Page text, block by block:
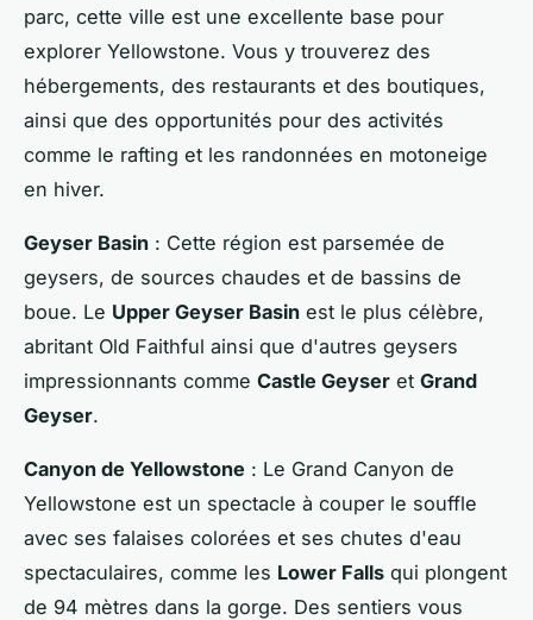
parc, cette ville est une excellente base pour
explorer Yellowstone. Vous y trouverez des
hébergements, des restaurants et des boutiques,
ainsi que des opportunités pour des activités
comme le rafting et les randonnées en motoneige
en hiver.
Geyser Basin : Cette région est parsemée de
geysers, de sources chaudes et de bassins de
boue. Le Upper Geyser Basin est le plus célèbre,
abritant Old Faithful ainsi que d'autres geysers
impressionnants comme Castle Geyser et Grand
Geyser.
Canyon de Yellowstone : Le Grand Canyon de
Yellowstone est un spectacle à couper le souffle
avec ses falaises colorées et ses chutes d'eau
spectaculaires, comme les Lower Falls qui plongent
de 94 mètres dans la gorge. Des sentiers vous